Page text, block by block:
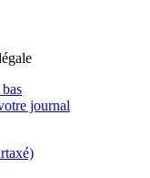
journal